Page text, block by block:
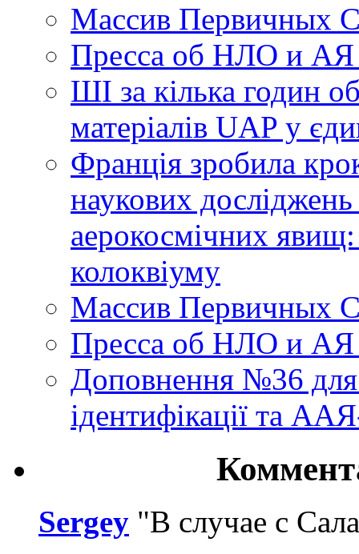
Массив Первичных
Пресса об НЛО и
ШІ за кілька годин
матеріалів UAP у
Франція зробила
наукових
аерокосмічних
колоквіуму
Массив Первичных
Пресса об НЛО и
Доповнення №36
ідентифікації та
Sergey "В случае с